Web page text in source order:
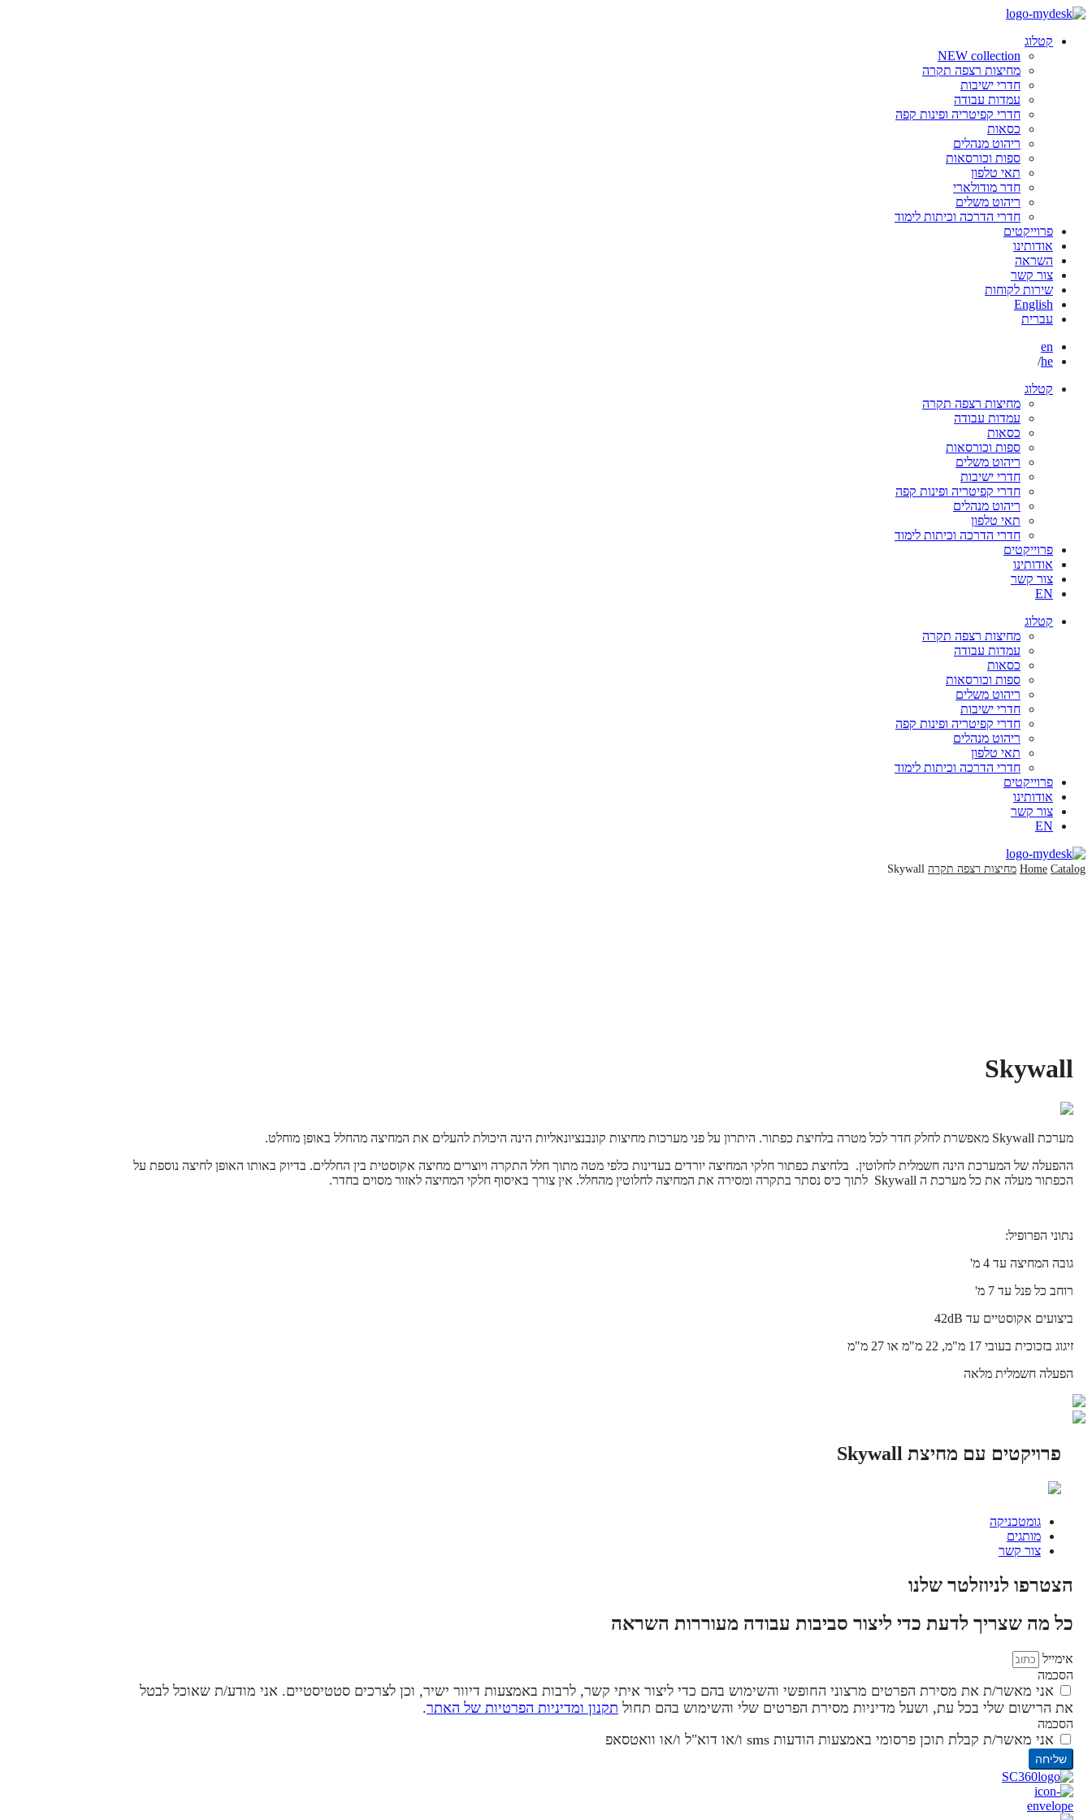
קטלוג
NEW collection
מחיצות רצפה תקרה
חדרי ישיבות
עמדות עבודה
חדרי קפיטריה ופינות קפה
כסאות
ריהוט מנהלים
ספות וכורסאות
תאי טלפון
חדר מודולארי
ריהוט משלים
חדרי הדרכה וכיתות לימוד
פרוייקטים
אודותינו
השראה
צור קשר
שירות לקוחות
English
עברית
en
he
/
קטלוג
מחיצות רצפה תקרה
עמדות עבודה
כסאות
ספות וכורסאות
ריהוט משלים
חדרי ישיבות
חדרי קפיטריה ופינות קפה
ריהוט מנהלים
תאי טלפון
חדרי הדרכה וכיתות לימוד
פרוייקטים
אודותינו
צור קשר
EN
קטלוג
מחיצות רצפה תקרה
עמדות עבודה
כסאות
ספות וכורסאות
ריהוט משלים
חדרי ישיבות
חדרי קפיטריה ופינות קפה
ריהוט מנהלים
תאי טלפון
חדרי הדרכה וכיתות לימוד
פרוייקטים
אודותינו
צור קשר
EN
Home Catalog מחיצות רצפה תקרה Skywall
Skywall
מערכת Skywall מאפשרת לחלק חדר לכל מטרה בלחיצת כפתור. היתרון על פני מערכות מחיצות קונבנציונאליות הינה היכולת להעלים את המחיצה מהחלל באופן מוחלט.
ההפעלה של המערכת הינה חשמלית לחלוטין. בלחיצת כפתור חלקי המחיצה יורדים בעדינות כלפי מטה מתוך חלל התקרה ויוצרים מחיצה אקוסטית בין החללים. בדיוק באותו האופן לחיצה נוספת על
הכפתור מעלה את כל מערכת ה Skywall לתוך כיס נסתר בתקרה ומסירה את המחיצה לחלוטין מהחלל. אין צורך באיסוף חלקי המחיצה לאזור מסוים בחדר.
נתוני הפרופיל:
גובה המחיצה עד 4 מ'
רוחב כל פנל עד 7 מ'
ביצועים אקוסטיים עד 42dB
זיגוג בזכוכית בעובי 17 מ"מ, 22 מ"מ או 27 מ"מ
הפעלה חשמלית מלאה
פרויקטים עם מחיצת Skywall
גומטכניקה
מותגים
צור קשר
הצטרפו לניוזלטר שלנו
כל מה שצריך לדעת כדי ליצור סביבות עבודה מעוררות השראה
אימייל
הסכמה
אני מאשר/ת את מסירת הפרטים מרצוני החופשי והשימוש בהם כדי ליצור איתי קשר, לרבות באמצעות דיוור ישיר, וכן לצרכים סטטיסטיים. אני מודע/ת שאוכל לבטל
את הרישום שלי בכל עת, ושעל מדיניות מסירת הפרטים שלי והשימוש בהם תחול תקנון ומדיניות הפרטיות של האתר.
הסכמה
אני מאשר/ת קבלת תוכן פרסומי באמצעות הודעות sms ו/או דוא"ל ו/או וואטסאפ
שליחה